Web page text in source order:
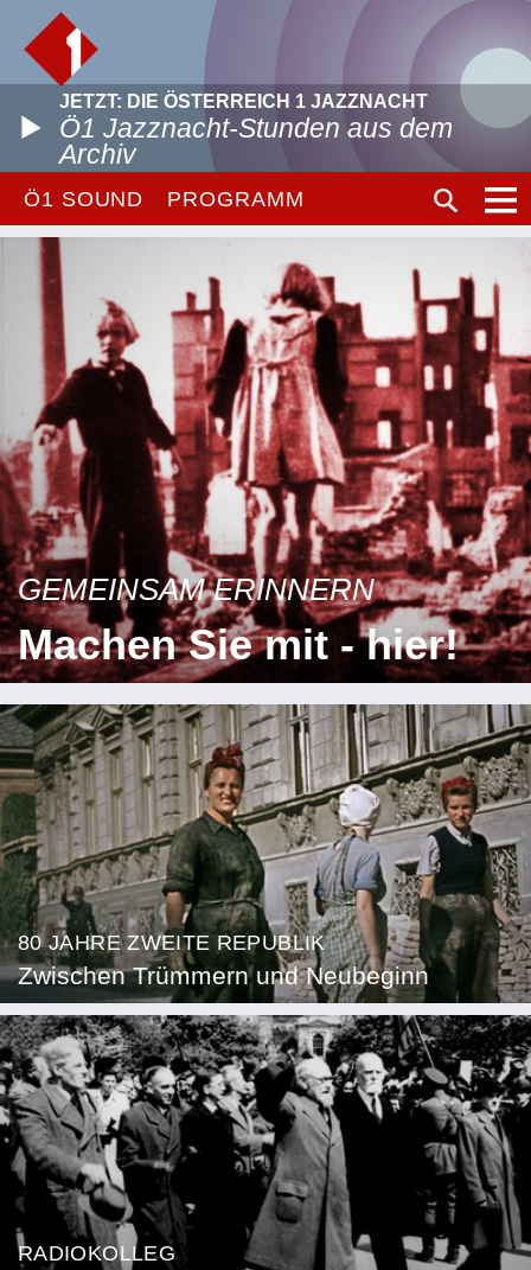
JETZT: DIE ÖSTERREICH 1 JAZZNACHT
Ö1 Jazznacht-Stunden aus dem
Archiv
Ö1 SOUND PROGRAMM
GEMEINSAM ERINNERN
Machen Sie mit - hier!
80 JAHRE ZWEITE REPUBLIK
Zwischen Trümmern und Neubeginn
RADIOKOLLEG